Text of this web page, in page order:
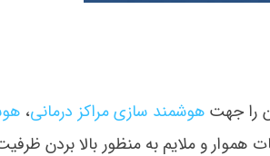
را جهتهوشمند سازی مراکز درمانی،
هموار و ملایم به منظور بالا بردن